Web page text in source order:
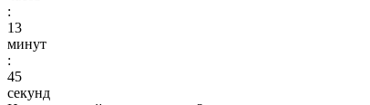
:
13
минут
:
44
секунд